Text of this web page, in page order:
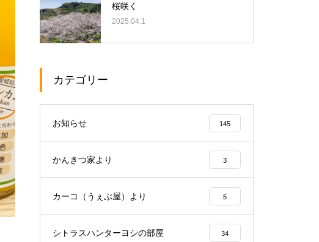
桜咲く
2025.04.1
カテゴリー
お知らせ 145
かんきつ家より 3
カーコ（うぇぶ屋）より 5
シトラスハンターヨシの部屋 34